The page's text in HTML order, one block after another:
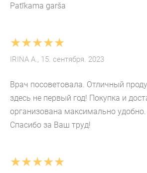
Patīkama garša
★★★★★
IRINA A., 15. сентября. 2023
Врач посоветовала. Отличный
здесь не первый год! Покупка и
организована максимально удобно.
Спасибо за Ваш труд!
★★★★★